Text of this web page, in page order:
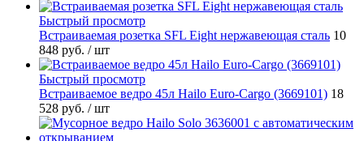
Быстрый просмотр
Встраиваемая розетка SFL Eight нержавеющая сталь 10
848 руб. / шт
Быстрый просмотр
Встраиваемое ведро 45л Hailo Euro-Cargo (3669101) 18
528 руб. / шт